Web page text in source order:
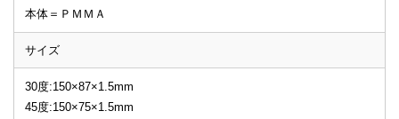
本体＝ＰＭＭＡ
サイズ
30度:150×87×1.5mm
45度:150×75×1.5mm